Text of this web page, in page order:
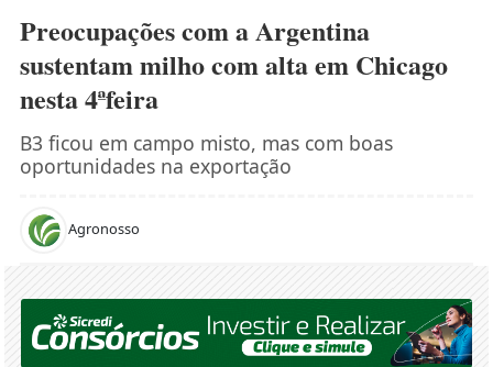
Preocupações com a Argentina
sustentam milho com alta em Chicago
nesta 4ªfeira
B3 ficou em campo misto, mas com boas
oportunidades na exportação
Agronosso